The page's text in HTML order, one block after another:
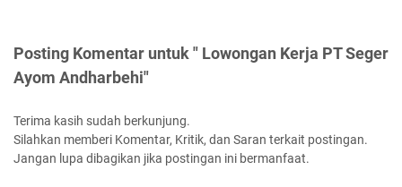
Posting Komentar untuk " Lowongan Kerja PT Seger
Ayom Andharbehi"
Terima kasih sudah berkunjung.
Silahkan memberi Komentar, Kritik, dan Saran terkait postingan.
Jangan lupa dibagikan jika postingan ini bermanfaat.